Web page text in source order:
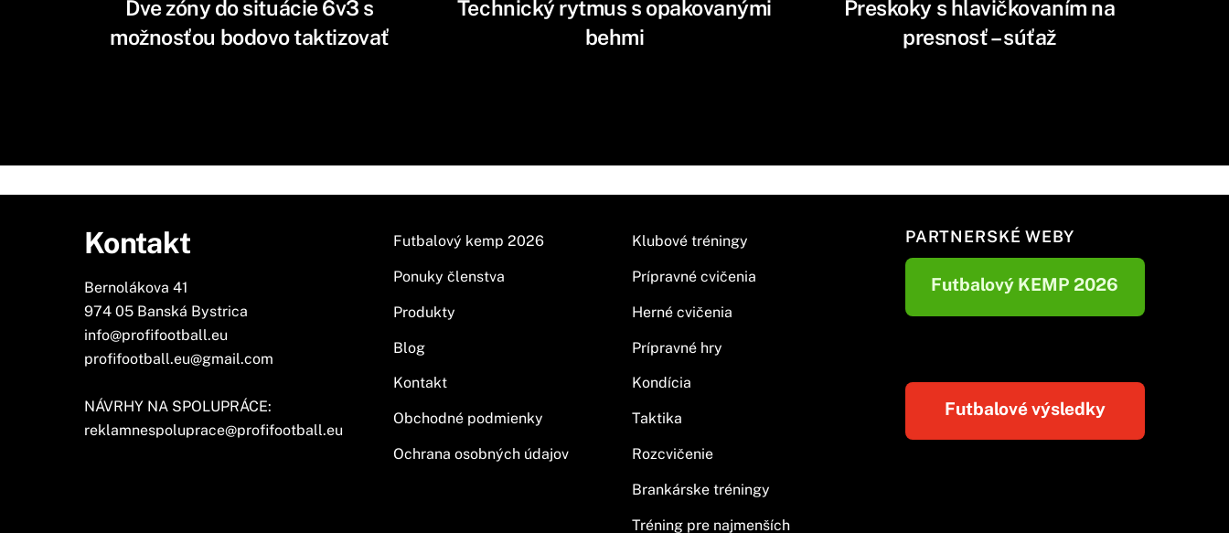
Dve zóny do situácie 6v3 s
možnosťou bodovo taktizovať
Technický rytmus s opakovanými
behmi
Preskoky s hlavičkovaním na
presnosť – súťaž
Kontakt
Bernolákova 41
974 05 Banská Bystrica
info@profifootball.eu
profifootball.eu@gmail.com
NÁVRHY NA SPOLUPRÁCE:
reklamnespoluprace@profifootball.eu
Futbalový kemp 2026
Ponuky členstva
Produkty
Blog
Kontakt
Obchodné podmienky
Ochrana osobných údajov
Klubové tréningy
Prípravné cvičenia
Herné cvičenia
Prípravné hry
Kondícia
Taktika
Rozcvičenie
Brankárske tréningy
Tréning pre najmenších
PARTNERSKÉ WEBY
Futbalový KEMP 2026
Futbalové výsledky